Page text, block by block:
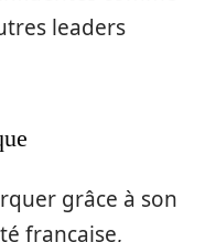
leaders
grâce à son
française,